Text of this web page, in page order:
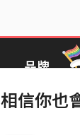
相信你也
品牌